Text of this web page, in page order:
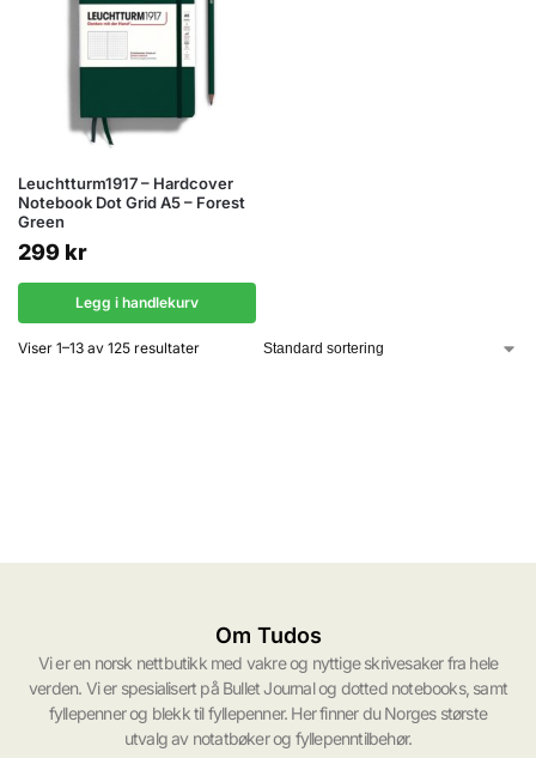
Leuchtturm1917 – Hardcover
Notebook Dot Grid A5 – Forest
Green
299 kr
Legg i handlekurv
Viser 1–13 av 125 resultater
Om Tudos
Vi er en norsk nettbutikk med vakre og nyttige skrivesaker fra hele
verden. Vi er spesialisert på Bullet Journal og dotted notebooks, samt
fyllepenner og blekk til fyllepenner. Her finner du Norges største
utvalg av notatbøker og fyllepenntilbehør.